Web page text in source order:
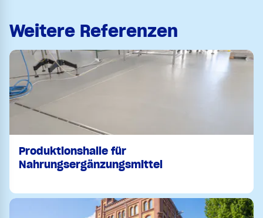
Weitere Referenzen
Produktionshalle für
Nahrungsergänzungsmittel